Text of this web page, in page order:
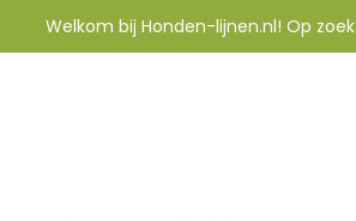
Welkom bij Honden-lijnen.nl! Op